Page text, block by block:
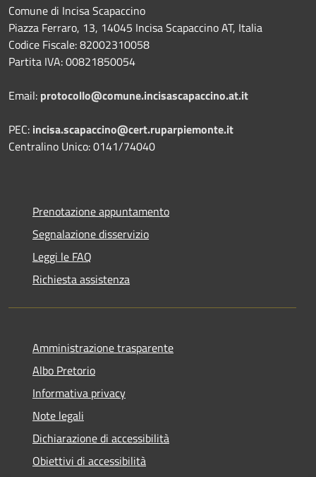
Comune di Incisa Scapaccino
Piazza Ferraro, 13, 14045 Incisa Scapaccino AT, Italia
Codice Fiscale: 82002310058
Partita IVA: 00821850054
Email: protocollo@comune.incisascapaccino.at.it
PEC: incisa.scapaccino@cert.ruparpiemonte.it
Centralino Unico: 0141/74040
Prenotazione appuntamento
Segnalazione disservizio
Leggi le FAQ
Richiesta assistenza
Amministrazione trasparente
Albo Pretorio
Informativa privacy
Note legali
Dichiarazione di accessibilità
Obiettivi di accessibilità